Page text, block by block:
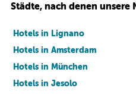
Städte, nach denen unsere
Hotels in Lignano
Hotels in Amsterdam
Hotels in München
Hotels in Jesolo